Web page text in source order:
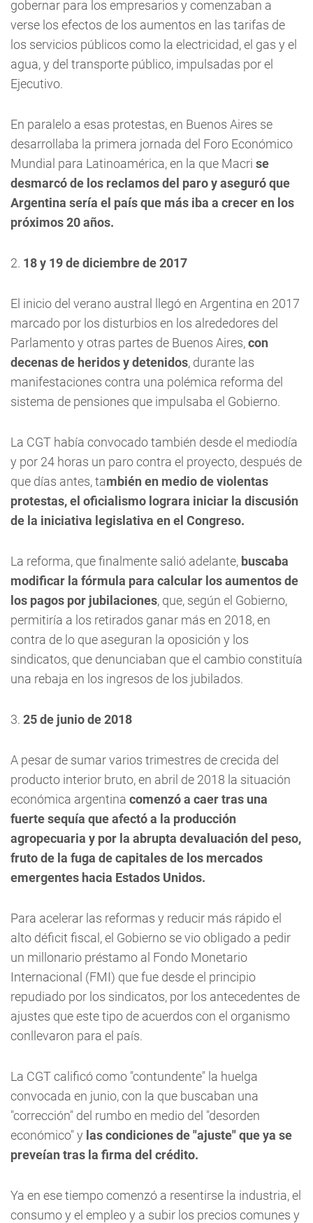
gobernar para los empresarios y comenzaban a
verse los efectos de los aumentos en las tarifas de
los servicios públicos como la electricidad, el gas y el
agua, y del transporte público, impulsadas por el
Ejecutivo.
En paralelo a esas protestas, en Buenos Aires se
desarrollaba la primera jornada del Foro Económico
Mundial para Latinoamérica, en la que Macri se
desmarcó de los reclamos del paro y aseguró que
Argentina sería el país que más iba a crecer en los
próximos 20 años.
2. 18 y 19 de diciembre de 2017
El inicio del verano austral llegó en Argentina en 2017
marcado por los disturbios en los alrededores del
Parlamento y otras partes de Buenos Aires,con
decenas de heridos y detenidos, durante las
manifestaciones contra una polémica reforma del
sistema de pensiones que impulsaba el Gobierno.
La CGT había convocado también desde el mediodía
y por 24 horas un paro contra el proyecto, después de
que días antes, también en medio de violentas
protestas, el oficialismo lograra iniciar la discusión
de la iniciativa legislativa en el Congreso.
La reforma, que finalmente salió adelante, buscaba
modificar la fórmula para calcular los aumentos de
los pagos por jubilaciones, que, según el Gobierno,
permitiría a los retirados ganar más en 2018, en
contra de lo que aseguran la oposición y los
sindicatos, que denunciaban que el cambio constituía
una rebaja en los ingresos de los jubilados.
3. 25 de junio de 2018
A pesar de sumar varios trimestres de crecida del
producto interior bruto, en abril de 2018 la situación
económica argentina comenzó a caer tras una
fuerte sequía que afectó a la producción
agropecuaria y por la abrupta devaluación del peso,
fruto de la fuga de capitales de los mercados
emergentes hacia Estados Unidos.
Para acelerar las reformas y reducir más rápido el
alto déficit fiscal, el Gobierno se vio obligado a pedir
un millonario préstamo al Fondo Monetario
Internacional (FMI) que fue desde el principio
repudiado por los sindicatos, por los antecedentes de
ajustes que este tipo de acuerdos con el organismo
conllevaron para el país.
La CGT calificó como "contundente" la huelga
convocada en junio, con la que buscaban una
"corrección" del rumbo en medio del "desorden
económico" y las condiciones de "ajuste" que ya se
preveían tras la firma del crédito.
Ya en ese tiempo comenzó a resentirse la industria, el
consumo y el empleo y a subir los precios comunes y